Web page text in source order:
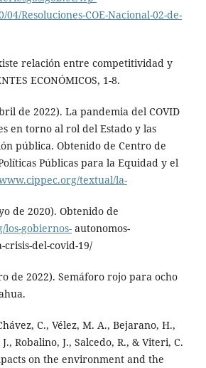
Resoluciones-COE-Nacional-02-de-
relación entre competitividad y
ECONÓMICOS, 1-8.
de 2022). La pandemia del COVID
en torno al rol del Estado y las
pública. Obtenido de Centro de
Públicas para la Equidad y el
textual/la-
de 2020). Obtenido de
gobiernos-autonomos-
crisis-del-covid-19/
de 2022). Semáforo rojo para ocho
C., Vélez, M. A., Bejarano, H.,
Robalino, J., Salcedo, R., & Viteri, C.
on the environment and the